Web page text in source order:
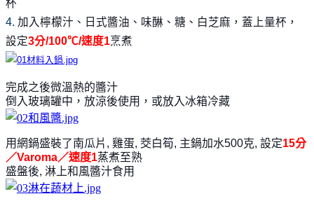
杯
4. 加入檸檬汁、日式醬油、味醂、糖、白芝麻，蓋上量杯，
設定3分/100℃/速度1烹煮
完成之後微溫熱的醬汁
倒入玻璃罐中，放涼後使用，或放入冰箱冷藏
用網鍋盛裝了南瓜片, 雞蛋, 茭白筍, 主鍋加水500克, 設定15分
／Varoma／速度1蒸煮至熟
盛盤後, 淋上和風醬汁食用